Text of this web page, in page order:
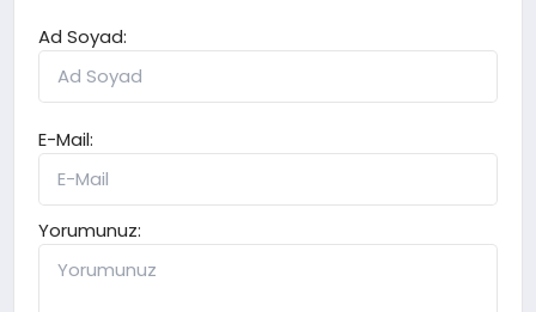
Ad Soyad:
E-Mail:
Yorumunuz: